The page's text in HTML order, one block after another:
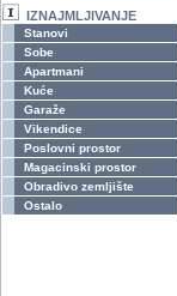
IZNAJMLJIVANJE
Stanovi
Sobe
Apartmani
Kuće
Garaže
Vikendice
Poslovni prostor
Magacinski prostor
Obradivo zemljište
Ostalo